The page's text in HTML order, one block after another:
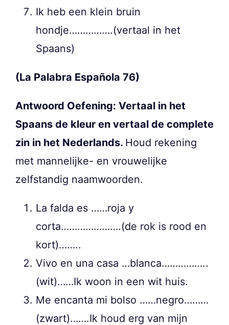
Ik heb een klein bruin
hondje…………….(vertaal in het
Spaans)
(La Palabra Española 76)
Antwoord Oefening: Vertaal in het
Spaans de kleur en vertaal de complete
zin in het Nederlands. Houd rekening
met mannelijke- en vrouwelijke
zelfstandig naamwoorden.
La falda es ……roja y
corta………………….(de rok is rood en
kort)……..
Vivo en una casa …blanca……………..
(wit)……Ik woon in een wit huis.
Me encanta mi bolso ……negro………
(zwart)…….Ik houd erg van mijn